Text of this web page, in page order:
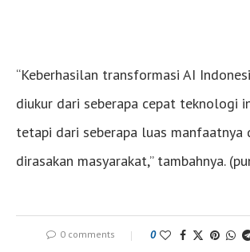
“Keberhasilan transformasi AI
diukur dari seberapa cepat teknologi
tetapi dari seberapa luas manfaatnya
dirasakan masyarakat,” tambahnya.
0 comments 0